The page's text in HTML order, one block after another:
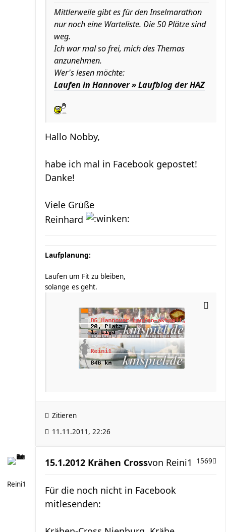
Mittlerweile gibt es für den Inselmarathon
nur noch eine Warteliste. Die 50 Plätze sind
weg.
Ich war mal so frei, mich des Themas
anzunehmen.
Wer's lesen möchte:
Laufen in Hannover » Laufblog der HAZ
Hallo Nobby,
habe ich mal in Facebook gepostet!
Danke!
Viele Grüße
Reinhard
Laufplanung:
Laufen um Fit zu bleiben,
solange es geht.
Zitieren
11.11.2011, 22:26
Reini1
15.1.2012 Krähen Cross 1569
von Reini1
Für die noch nicht in Facebook
mitlesenden: